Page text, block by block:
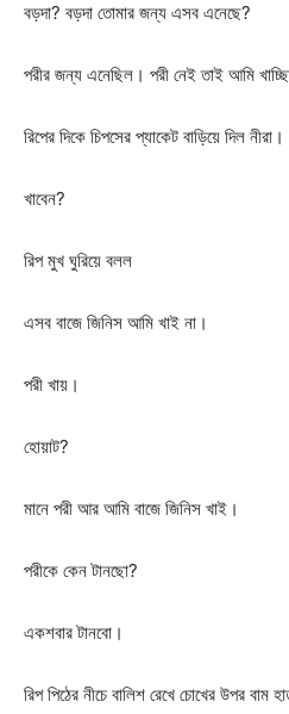
বড়দা? বড়দা তোমার জন্য এসব এনেছে?
পরীর জন্য এনেছিল। পরী নেই তাই আমি
রিপের দিকে চিপসের প্যাকেট বাড়িয়ে দিল নীরা।
খাবেন?
রিপ মুখ ঘুরিয়ে বলল
এসব বাজে জিনিস আমি খাই না।
পরী খায়।
হোয়াট?
মানে পরী আর আমি বাজে জিনিস খাই।
পরীকে কেন টানছো?
একশবার টানবো।
রিপ পিঠের নীচে বালিশ রেখে চোখের উপর বাম